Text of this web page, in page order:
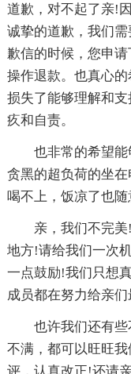
道歉，对不起了亲!
诚挚的道歉，我们
歉信的时候，您申
操作退款。也真心
损失了能够理解和
疚和自责。
也非常的希望
贪黑的超负荷的坐
喝不上，饭凉了也随
亲，我们不完
地方!请给我们一次
一点鼓励!我们只想
成员都在努力给亲
也许我们还有
不满，都可以旺旺